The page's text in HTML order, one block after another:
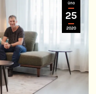
úno
25
2020